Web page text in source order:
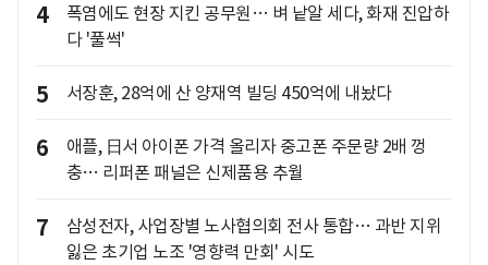
4
폭염에도 현장 지킨 공무원… 벼 낱알 세다, 화재 진압하
다 '풀썩'
5 서장훈, 28억에 산 양재역 빌딩 450억에 내놨다
6
애플, 日서 아이폰 가격 올리자 중고폰 주문량 2배 껑
충… 리퍼폰 패널은 신제품용 추월
7
삼성전자, 사업장별 노사협의회 전사 통합… 과반 지위
잃은 초기업 노조 '영향력 만회' 시도